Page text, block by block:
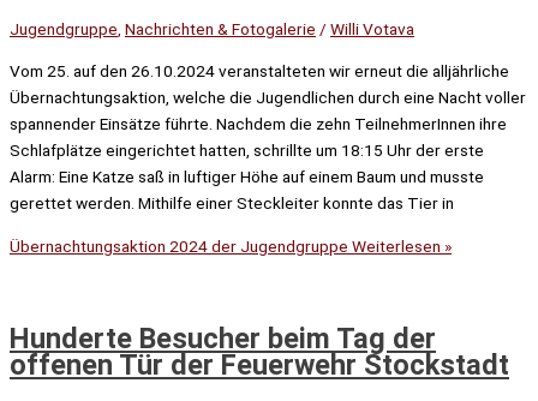
Jugendgruppe, Nachrichten & Fotogalerie / Willi Votava
Vom 25. auf den 26.10.2024 veranstalteten wir erneut die alljährliche
Übernachtungsaktion, welche die Jugendlichen durch eine Nacht voller
spannender Einsätze führte. Nachdem die zehn TeilnehmerInnen ihre
Schlafplätze eingerichtet hatten, schrillte um 18:15 Uhr der erste
Alarm: Eine Katze saß in luftiger Höhe auf einem Baum und musste
gerettet werden. Mithilfe einer Steckleiter konnte das Tier in
Übernachtungsaktion 2024 der Jugendgruppe Weiterlesen »
Hunderte Besucher beim Tag der
offenen Tür der Feuerwehr Stockstadt